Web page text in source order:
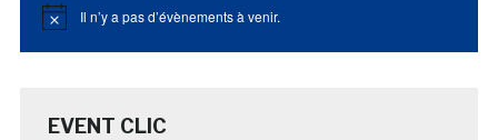
Notice Il n’y a pas d’évènements à venir.
EVENT CLIC